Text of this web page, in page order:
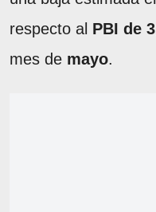
respecto al PBI de
mes de mayo.